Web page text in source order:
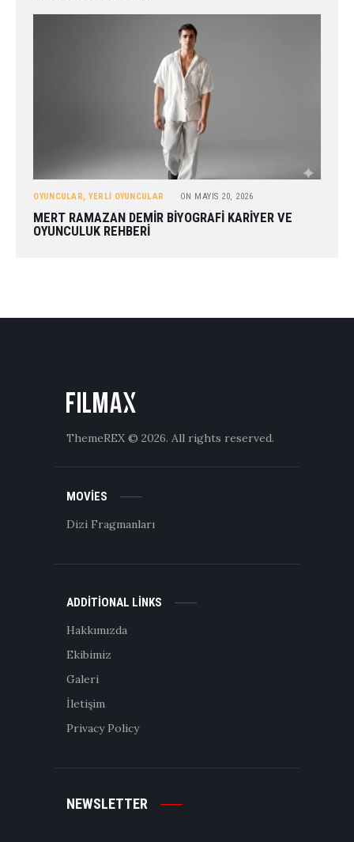
OYUNCULAR, YERLI OYUNCULAR ON MAYIS 20, 2026
MERT RAMAZAN DEMIR BIYOGRAFI KARIYER VE
OYUNCULUK REHBERI
ThemeREX © 2026. All rights reserved.
MOVIES
Dizi Fragmanları
ADDITIONAL LINKS
Hakkımızda
Ekibimiz
Galeri
İletişim
Privacy Policy
NEWSLETTER